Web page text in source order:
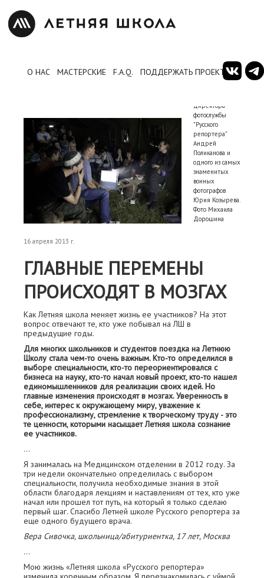
О НАС МАСТЕРСКИЕ F.A.Q. ПОДДЕРЖАТЬ ПРОЕКТ
директора
фотослужбы
"Русского
репортера"
Андрей
Поликанова и
одного из самых
знаменитых
вонных
фотографов
Юрия Козырева.
Фото Михаила
Дорошина
16 апреля 2013 г.
ГЛАВНЫЕ ПЕРЕМЕНЫ
ПРОИСХОДЯТ В МОЗГАХ
Как Летняя школа меняет жизнь ее участников? На этот
вопрос отвечают те, кто уже побывал на ЛШ в
предыдущие годы.
Для многих школьников и студентов поездка на Летнюю
Школу стала чем-то очень важным. Кто-то определился в
выборе специальности, кто-то переориентировался с
бизнеса на науку, кто-то начал новый проект, кто-то нашел
единомышленников для реализации своих идей. Но
главные изменения происходят в мозгах. Уверенность в
себе, интерес к окружающему миру, уважение к
профессионализму, стремление к творческому труду - это
те ценности, которыми насыщает Летняя школа сознание
ее участников.
…
Я занималась на Медицинском отделении в 2012 году. За
три недели окончательно определилась с выбором
специальности, получила необходимые знания в этой
области благодаря лекциям и наставлениям от тех, кто уже
начал или прошел тот путь, на который я только сделаю
первый шаг. Спасибо Летней школе Русского репортера за
еще одного будущего врача.
Вера Сивочка, школьница/абитуриентка, 17 лет, Москва
…
Мою жизнь «Летняя школа «Русского репортера»